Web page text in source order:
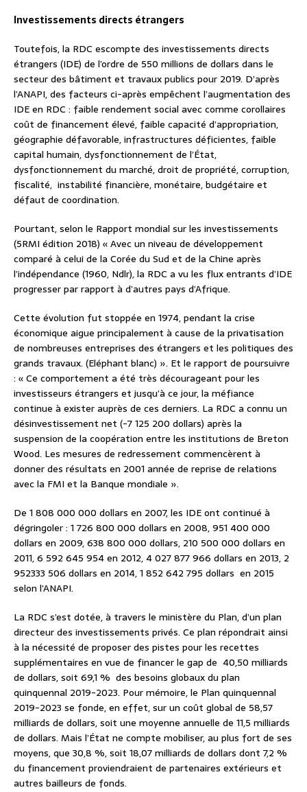
Investissements directs étrangers
Toutefois, la RDC escompte des investissements directs
étrangers (IDE) de l’ordre de 550 millions de dollars dans le
secteur des bâtiment et travaux publics pour 2019. D’après
l’ANAPI, des facteurs ci-après empêchent l’augmentation des
IDE en RDC : faible rendement social avec comme corollaires
coût de financement élevé, faible capacité d’appropriation,
géographie défavorable, infrastructures déficientes, faible
capital humain, dysfonctionnement de l’État,
dysfonctionnement du marché, droit de propriété, corruption,
fiscalité, instabilité financière, monétaire, budgétaire et
défaut de coordination.
Pourtant, selon le Rapport mondial sur les investissements
(5RMI édition 2018) « Avec un niveau de développement
comparé à celui de la Corée du Sud et de la Chine après
l’indépendance (1960, Ndlr), la RDC a vu les flux entrants d’IDE
progresser par rapport à d’autres pays d’Afrique.
Cette évolution fut stoppée en 1974, pendant la crise
économique aigue principalement à cause de la privatisation
de nombreuses entreprises des étrangers et les politiques des
grands travaux. (Eléphant blanc) ». Et le rapport de poursuivre
: « Ce comportement a été très décourageant pour les
investisseurs étrangers et jusqu’à ce jour, la méfiance
continue à exister auprès de ces derniers. La RDC a connu un
désinvestissement net (-7 125 200 dollars) après la
suspension de la coopération entre les institutions de Breton
Wood. Les mesures de redressement commencèrent à
donner des résultats en 2001 année de reprise de relations
avec la FMI et la Banque mondiale ».
De 1 808 000 000 dollars en 2007, les IDE ont continué à
dégringoler : 1 726 800 000 dollars en 2008, 951 400 000
dollars en 2009, 638 800 000 dollars, 210 500 000 dollars en
2011, 6 592 645 954 en 2012, 4 027 877 966 dollars en 2013, 2
952333 506 dollars en 2014, 1 852 642 795 dollars en 2015
selon l’ANAPI.
La RDC s’est dotée, à travers le ministère du Plan, d’un plan
directeur des investissements privés. Ce plan répondrait ainsi
à la nécessité de proposer des pistes pour les recettes
supplémentaires en vue de financer le gap de 40,50 milliards
de dollars, soit 69,1 % des besoins globaux du plan
quinquennal 2019-2023. Pour mémoire, le Plan quinquennal
2019-2023 se fonde, en effet, sur un coût global de 58,57
milliards de dollars, soit une moyenne annuelle de 11,5 milliards
de dollars. Mais l’État ne compte mobiliser, au plus fort de ses
moyens, que 30,8 %, soit 18,07 milliards de dollars dont 7,2 %
du financement proviendraient de partenaires extérieurs et
autres bailleurs de fonds.